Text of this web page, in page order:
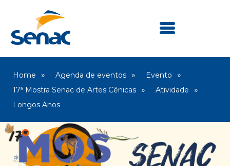
Home Agenda de eventos
Evento
17ª Mostra Senac de Artes Cênicas
Atividade
Longos Anos